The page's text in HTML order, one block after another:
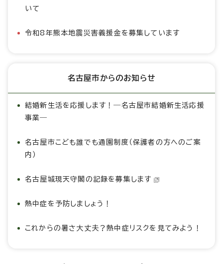
いて
令和8年熊本地震災害義援金を募集しています
名古屋市からのお知らせ
結婚新生活を応援します！―名古屋市結婚新生活応援
事業―
名古屋市こども誰でも通園制度（保護者の方へのご案
内）
名古屋城現天守閣の記録を募集します
熱中症を予防しましょう！
これからの暑さ大丈夫？熱中症リスクを見てみよう！